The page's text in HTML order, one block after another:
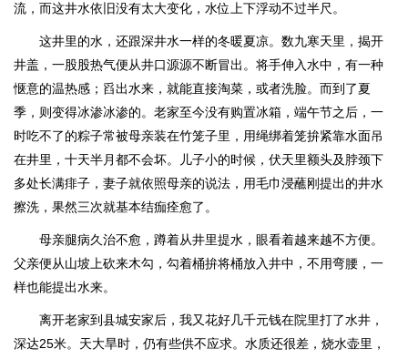
流，而这井水依旧没有太大变化，水位上下浮动不过半尺。
这井里的水，还跟深井水一样的冬暖夏凉。数九寒天里，揭开
井盖，一股股热气便从井口源源不断冒出。将手伸入水中，有一种
惬意的温热感；舀出水来，就能直接淘菜，或者洗脸。而到了夏
季，则变得冰渗冰渗的。老家至今没有购置冰箱，端午节之后，一
时吃不了的粽子常被母亲装在竹笼子里，用绳绑着笼拚紧靠水面吊
在井里，十天半月都不会坏。儿子小的时候，伏天里额头及脖颈下
多处长满痱子，妻子就依照母亲的说法，用毛巾浸蘸刚提出的井水
擦洗，果然三次就基本结痂痊愈了。
母亲腿病久治不愈，蹲着从井里提水，眼看着越来越不方便。
父亲便从山坡上砍来木勾，勾着桶拚将桶放入井中，不用弯腰，一
样也能提出水来。
离开老家到县城安家后，我又花好几千元钱在院里打了水井，
深达25米。天大旱时，仍有些供不应求。水质还很差，烧水壶里，